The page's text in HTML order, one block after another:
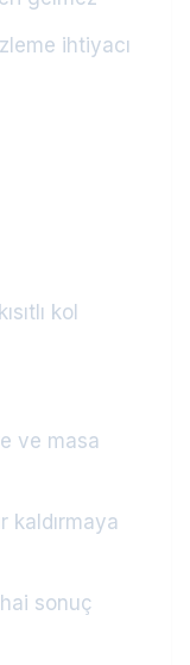
ihtiyacı
kol
ve masa
kaldırmaya
sonuç